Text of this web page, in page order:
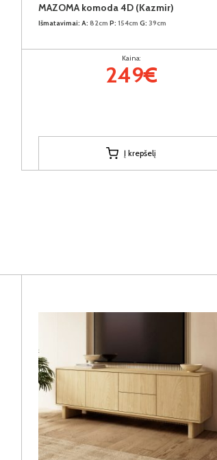
MAZOMA komoda 4D (Kazmir)
Išmatavimai: A: 82cm P: 154cm G: 39cm
Kaina:
249€
Į krepšelį